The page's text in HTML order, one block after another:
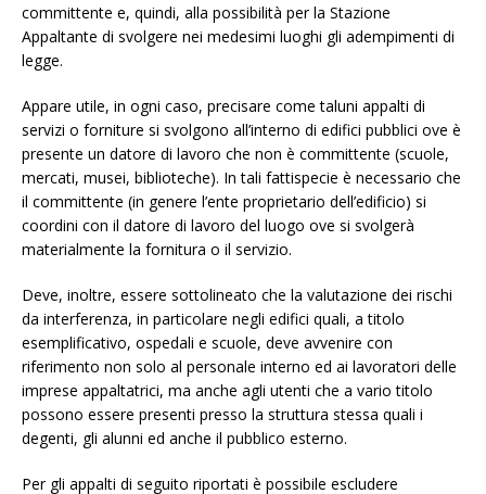
committente e, quindi, alla possibilità per la Stazione
Appaltante di svolgere nei medesimi luoghi gli adempimenti di
legge.
Appare utile, in ogni caso, precisare come taluni appalti di
servizi o forniture si svolgono all’interno di edifici pubblici ove è
presente un datore di lavoro che non è committente (scuole,
mercati, musei, biblioteche). In tali fattispecie è necessario che
il committente (in genere l’ente proprietario dell’edificio) si
coordini con il datore di lavoro del luogo ove si svolgerà
materialmente la fornitura o il servizio.
Deve, inoltre, essere sottolineato che la valutazione dei rischi
da interferenza, in particolare negli edifici quali, a titolo
esemplificativo, ospedali e scuole, deve avvenire con
riferimento non solo al personale interno ed ai lavoratori delle
imprese appaltatrici, ma anche agli utenti che a vario titolo
possono essere presenti presso la struttura stessa quali i
degenti, gli alunni ed anche il pubblico esterno.
Per gli appalti di seguito riportati è possibile escludere